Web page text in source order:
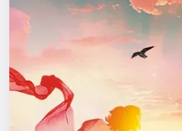
Квесты
Экскурсии
Спорт
События